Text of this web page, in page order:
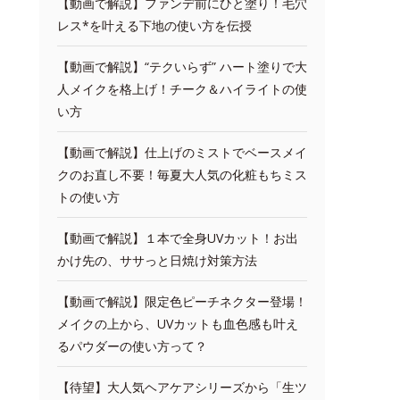
レス*を叶える下地の使い方を伝授
【動画で解説】“テクいらず” ハート塗りで大
人メイクを格上げ！チーク＆ハイライトの使
い方
【動画で解説】仕上げのミストでベースメイ
クのお直し不要！毎夏大人気の化粧もちミス
トの使い方
【動画で解説】１本で全身UVカット！お出
かけ先の、ササっと日焼け対策方法
【動画で解説】限定色ピーチネクター登場！
メイクの上から、UVカットも血色感も叶え
るパウダーの使い方って？
【待望】大人気ヘアケアシリーズから「生ツ